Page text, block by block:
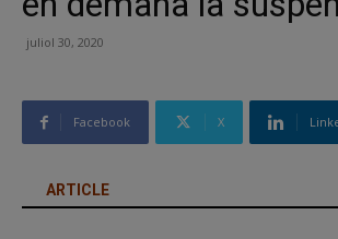
juliol 30, 2020
Facebook X
ARTICLE